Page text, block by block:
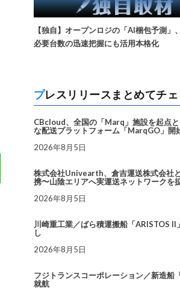
【独自】オープンロジの「AI梱包予測」
必要台数の迅速把握にも活用本格化
プレスリリースまとめてチ
CBcloud、全国の「Marq」施設を起点
な配送プラットフォーム「MarqGO」開
2026年8月5日
株式会社Univearth、倉吉運送株式会社
携〜山陰エリアへ実運送ネットワークを
2026年8月5日
川崎重工業／ばら積運搬船「ARISTOS II
し
2026年8月5日
フジトランスコーポレーション／新造船
就航